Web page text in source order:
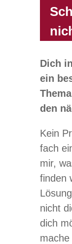
Dich
ein
den
Kein
fach
mir,
fin­den
nicht
dich